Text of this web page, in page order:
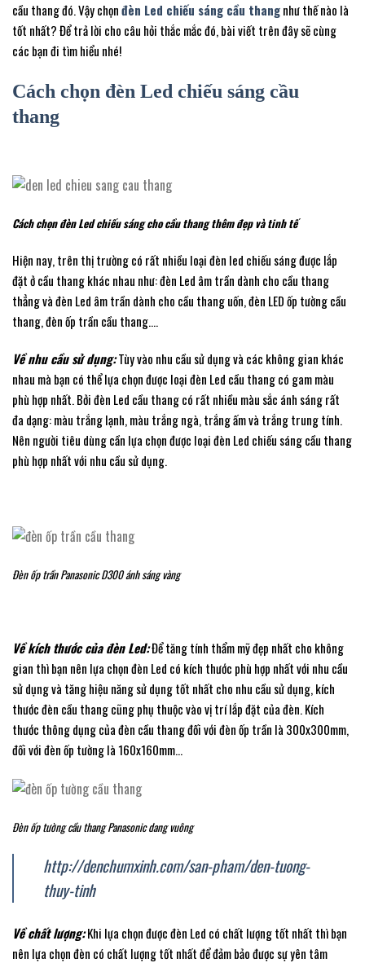
cầu thang đó. Vậy chọnđèn Led chiếu sáng cầu thangnhư thế nào là
tốt nhất? Để trả lời cho câu hỏi thắc mắc đó, bài viết trên đây sẽ cùng
các bạn đi tìm hiểu nhé!
Cách chọn đèn Led chiếu sáng cầu
thang
Cách chọn đèn Led chiếu sáng cho cầu thang thêm đẹp và tinh tế
Hiện nay, trên thị trường có rất nhiều loại đèn led chiếu sáng được lắp
đặt ở cầu thang khác nhau như: đèn Led âm trần dành cho cầu thang
thẳng và đèn Led âm trần dành cho cầu thang uốn, đèn LED ốp tường cầu
thang, đèn ốp trần cầu thang….
Về nhu cầu sử dụng:Tùy vào nhu cầu sử dụng và các không gian khác
nhau mà bạn có thể lựa chọn được loại đèn Led cầu thang có gam màu
phù hợp nhất. Bởi đèn Led cầu thang có rất nhiều màu sắc ánh sáng rất
đa dạng: màu trắng lạnh, màu trắng ngà, trắng ấm và trắng trung tính.
Nên người tiêu dùng cần lựa chọn được loại đèn Led chiếu sáng cầu thang
phù hợp nhất với nhu cầu sử dụng.
Đèn ốp trần Panasonic D300 ánh sáng vàng
Về kích thước của đèn Led:Để tăng tính thẩm mỹ đẹp nhất cho không
gian thì bạn nên lựa chọn đèn Led có kích thước phù hợp nhất với nhu cầu
sử dụng và tăng hiệu năng sử dụng tốt nhất cho nhu cầu sử dụng, kích
thước đèn cầu thang cũng phụ thuộc vào vị trí lắp đặt của đèn. Kích
thước thông dụng của đèn cầu thang đối với đèn ốp trần là 300x300mm,
đối với đèn ốp tường là 160x160mm…
Đèn ốp tường cầu thang Panasonic dang vuông
http://denchumxinh.com/san-pham/den-tuong-
thuy-tinh
Về chất lượng:Khi lựa chọn được đèn Led có chất lượng tốt nhất thì bạn
nên lựa chọn đèn có chất lượng tốt nhất để đảm bảo được sự yên tâm